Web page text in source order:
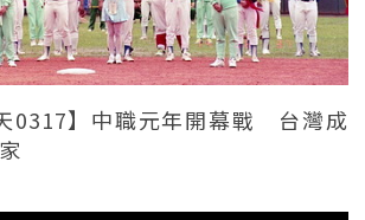
0317】中職元年開幕戰 台灣成